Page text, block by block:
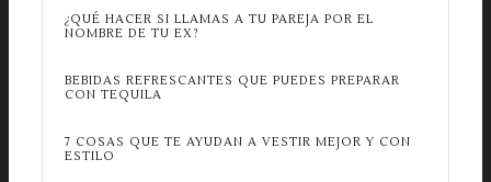
¿QUÉ HACER SI LLAMAS A TU PAREJA POR EL
NOMBRE DE TU EX?
BEBIDAS REFRESCANTES QUE PUEDES PREPARAR
CON TEQUILA
7 COSAS QUE TE AYUDAN A VESTIR MEJOR Y CON
ESTILO